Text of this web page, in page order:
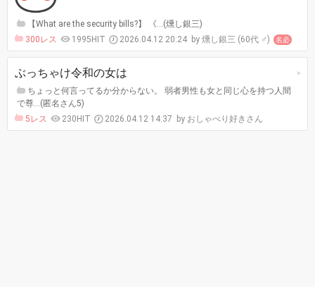
【What are the security bills?】 《…(燻し銀三)
300レス
1995HIT 2026.04.12 20:24 燻し銀三 (60代 ♂) 名必
ぶっちゃけ令和の女は
ちょっと何言ってるか分からない。 弱者男性も女と同じ心を持つ人間
で尊…(匿名さん5)
5レス
230HIT 2026.04.12 14:37 おしゃべり好きさん